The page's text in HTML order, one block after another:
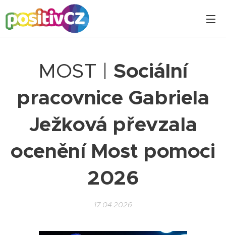
MOST | Sociální
pracovnice Gabriela
Ježková převzala
ocenění Most pomoci
2026
17.04.2026